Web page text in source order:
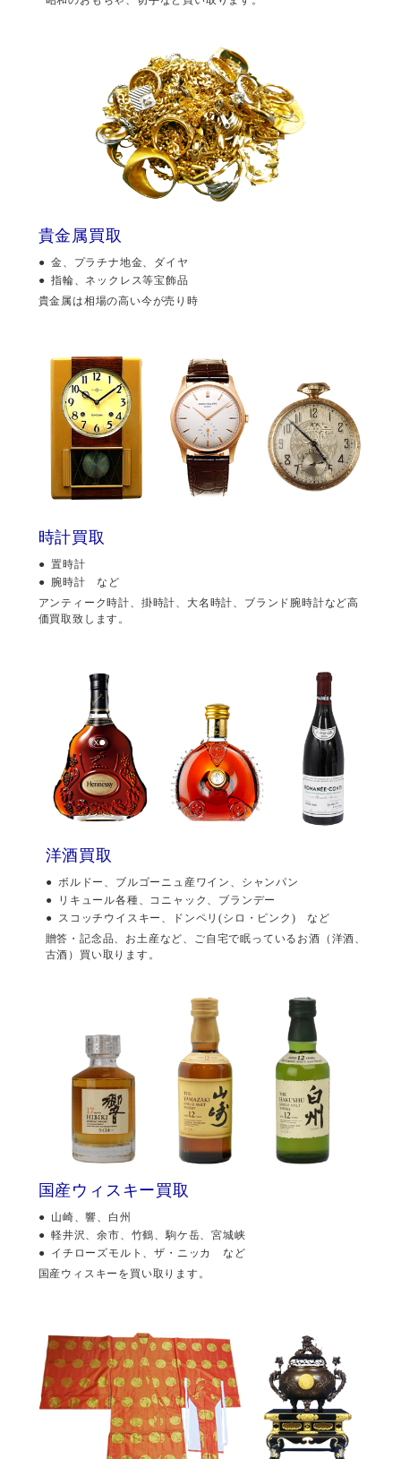
貴金属買取
金、プラチナ地金、ダイヤ
指輪、ネックレス等宝飾品
貴金属は相場の高い今が売り時
時計買取
置時計
腕時計 など
アンティーク時計、掛時計、大名時計、ブランド腕時計など高
価買取致します。
洋酒買取
ボルドー、ブルゴーニュ産ワイン、シャンパン
リキュール各種、コニャック、ブランデー
スコッチウイスキー、ドンペリ(シロ・ピンク) など
贈答・記念品、お土産など、ご自宅で眠っているお酒（洋酒、
古酒）買い取ります。
国産ウィスキー買取
山崎、響、白州
軽井沢、余市、竹鶴、駒ケ岳、宮城峡
イチローズモルト、ザ・ニッカ など
国産ウィスキーを買い取ります。